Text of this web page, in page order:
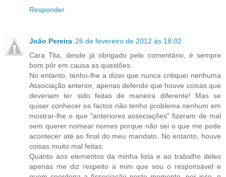
Responder
João Pereira 26 de fevereiro de 2012 às 18:02
Cara Tita, desde já obrigado pelo comentário, é sempre
bom pôr em causa as questões.
No entanto, tenho-lhe a dizer que nunca critiquei nenhuma
Associação anterior, apenas defendo que houve coisas que
deveriam ter sido feitas de maneira diferente! Mas se
quiser conhecer os factos não tenho problema nenhum em
mostrar-lhe o que "anteriores associações" fizeram de mal
sem querer nomear nomes porque não sei o que me pode
acontecer até ao final do meu mandato. No entanto, houve
coisas muito mal feitas.
Quanto aos elementos da minha lista e ao trabalho deles
apenas me diz respeito a mim que sou o responsável e